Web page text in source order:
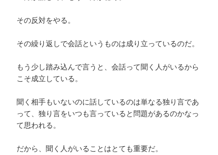
その反対をやる。
その繰り返しで会話というものは成り立っているのだ。
もう少し踏み込んで言うと、会話って聞く人がいるから
こそ成立している。
聞く相手もいないのに話しているのは単なる独り言であ
って、独り言をいつも言っていると問題があるのかなっ
て思われる。
だから、聞く人がいることはとても重要だ。